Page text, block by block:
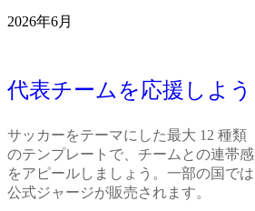
2026年6月
代表チームを応援しよう
サッカーをテーマにした最大 12 種類
のテンプレートで、チームとの連帯感
をアピールしましょう。一部の国では
公式ジャージが販売されます。